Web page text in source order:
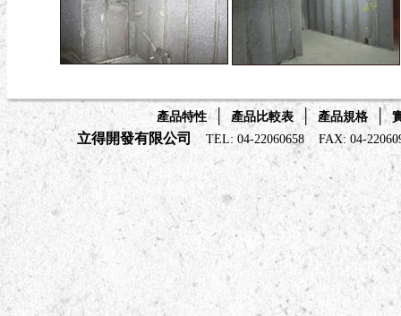
產品特性 │ 產品比較表 │ 產品規格 │
立得開發有限公司 TEL: 04-22060658 FAX: 04-